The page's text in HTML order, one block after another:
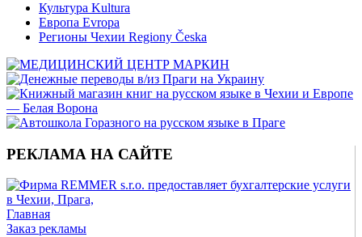
Культура Kultura
Европа Evropa
Регионы Чехии Regiony Česka
РЕКЛАМА НА САЙТЕ
Главная
Заказ рекламы